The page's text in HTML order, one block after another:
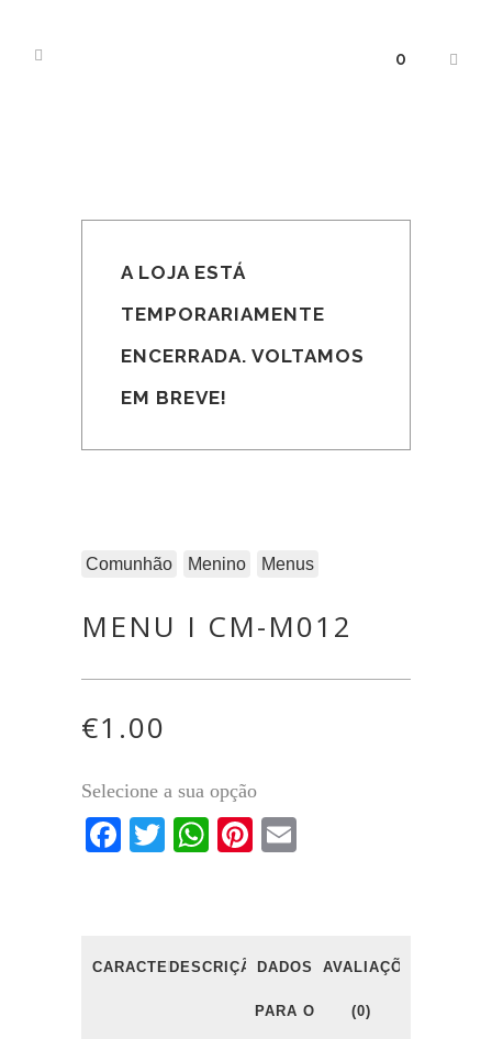
0
A LOJA ESTÁ
TEMPORARIAMENTE
ENCERRADA. VOLTAMOS
EM BREVE!
Comunhão Menino Menus
MENU I CM-M012
€1.00
Selecione a sua opção
Facebook
TwitterWhatsApp
Pinterest
CARACTERÍSTICAS
DESCRIÇÃODADOS
PARA O
AVALIAÇÕES
(0)